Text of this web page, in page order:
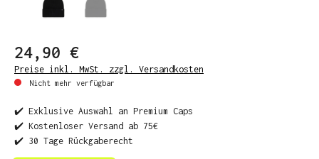
24,90 €
Preise inkl. MwSt. zzgl. Versandkosten
Nicht mehr verfügbar
✔️ Exklusive Auswahl an Premium Caps
✔️ Kostenloser Versand ab 75€
✔️ 30 Tage Rückgaberecht